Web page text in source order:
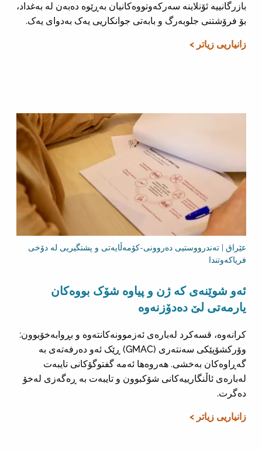
بازرگانییە ئۆنلاینە سەرکەوتووەکانیان بەڕێوە دەبەن لە بەغداد،
بۆ فرۆشتنی جلوبەرگ و بابەتی جوانکاریی یەک بەدوای یەک.
زانیاریی زیاتر >
عێراق | تەندرووستیی دەروونی-کۆمەڵایەتی و پشتگیریی لە دۆخی
فریاکەوتندا
ئەو شوێنەی کە ژن و پیاوە شۆک بووەکان
یارمەتی لێ دەدۆزنەوە
کرانەوە، قسەکرد لەبارەی ئەزموونەکانتەوە و بڕوابەخۆبوون:
وۆرکشۆپێکی سەنتەری (GMAC) ڕێک ئەو دەرفەتەی بە
گەڕاوەکان بەخشی. هەروەها ئەمە گفتوگۆکانی تایبەت
لەبارەی ئاڵنگارییەکانی شۆکبوون و تایبەت بە ڕەگەزی لەخۆ
دەگرت.
زانیاریی زیاتر >